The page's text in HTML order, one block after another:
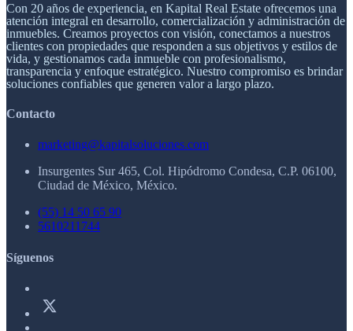
Con 20 años de experiencia, en Kapital Real Estate ofrecemos una
atención integral en desarrollo, comercialización y administración de
inmuebles. Creamos proyectos con visión, conectamos a nuestros
clientes con propiedades que responden a sus objetivos y estilos de
vida, y gestionamos cada inmueble con profesionalismo,
transparencia y enfoque estratégico. Nuestro compromiso es brindar
soluciones confiables que generen valor a largo plazo.
Contacto
marketing@kapitalsoluciones.com
Insurgentes Sur 465, Col. Hipódromo Condesa, C.P. 06100,
Ciudad de México, México.
(55) 14 50 65 90
5610211744
Síguenos